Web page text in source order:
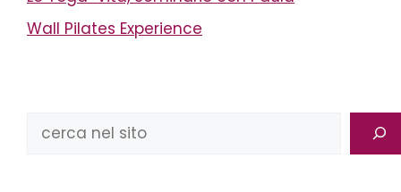
Wall Pilates Experience